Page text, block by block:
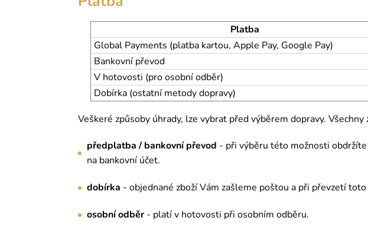
Platba
Global Payments (platba kartou, Apple Pay, Google Pay)
Bankovní převod
V hotovosti (pro osobní odběr)
Dobírka (ostatní metody dopravy)
Veškeré způsoby úhrady, lze vybrat před výběrem dopravy.
předplatba / bankovní převod - při výběru této možnosti
na bankovní účet.
dobírka - objednané zboží Vám zašleme poštou a při převzetí
osobní odběr- platí v hotovosti při osobním odběru.